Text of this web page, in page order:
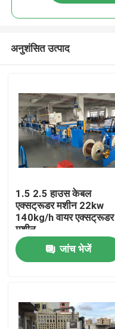
अनुशंसित उत्पाद
1.5 2.5 हाउस केबल
एक्सट्रूडर मशीन 22kw
140kg/h वायर एक्सट्रूडर
मशीन
जांच भेजें